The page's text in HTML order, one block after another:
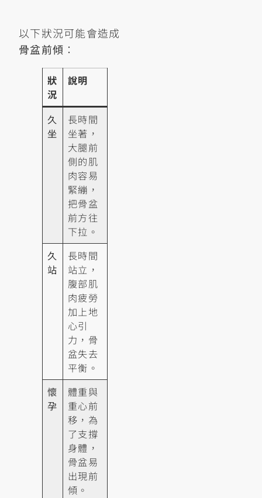
以下狀況可能會造成
骨盆前傾 ：
狀
況
說明
久
坐
長時間
坐著，
大腿前
側的肌
肉容易
緊繃，
把骨盆
前方往
下拉。
久
站
長時間
站立，
腹部肌
肉疲勞
加上地
心引
力，骨
盆失去
平衡。
懷
孕
體重與
重心前
移，為
了支撐
身體，
骨盆易
出現前
傾。